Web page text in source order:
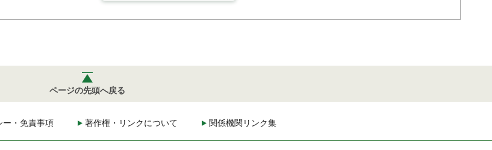
ページの先頭へ戻る
ー・免責事項 著作権・リンクについて 関係機関リンク集